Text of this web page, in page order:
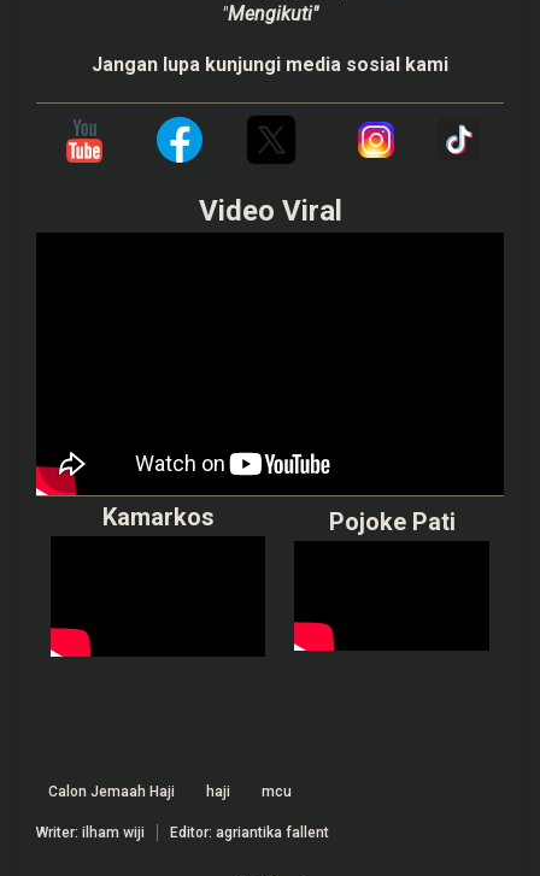
"Mengikuti"
Jangan lupa kunjungi media sosial kami
Video Viral
Kamarkos Pojoke Pati
Calon Jemaah Haji haji mcu
Writer: ilham wiji Editor: agriantika fallent